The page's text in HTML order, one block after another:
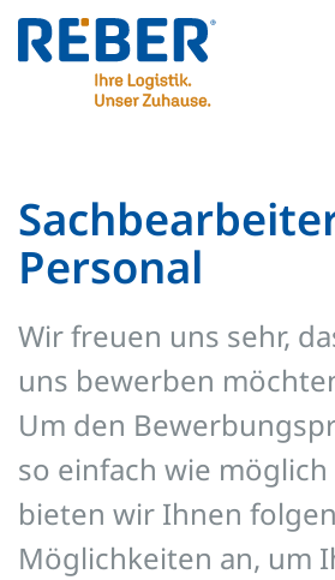
Personal
Wir freuen uns sehr,
uns bewerben
Um den
so einfach wie
bieten wir Ihnen
Möglichkeiten an, um